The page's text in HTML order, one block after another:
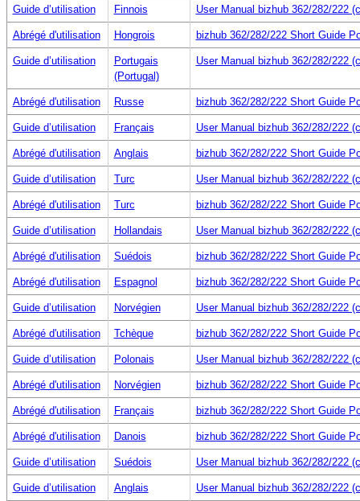
Guide d’utilisation Finnois User Manual bizhub 362/282/222
Abrégé d'utilisation Hongrois bizhub 362/282/222 Short Guide
Guide d’utilisation
Portugais
(Portugal)
User Manual bizhub 362/282/222
Abrégé d'utilisation Russe bizhub 362/282/222 Short Guide
Guide d’utilisation Français User Manual bizhub 362/282/222
Abrégé d'utilisation Anglais bizhub 362/282/222 Short Guide
Guide d’utilisation Turc User Manual bizhub 362/282/222
Abrégé d'utilisation Turc bizhub 362/282/222 Short Guide
Guide d’utilisation Hollandais User Manual bizhub 362/282/222
Abrégé d'utilisation Suédois bizhub 362/282/222 Short Guide
Abrégé d'utilisation Espagnol bizhub 362/282/222 Short Guide
Guide d’utilisation Norvégien User Manual bizhub 362/282/222
Abrégé d'utilisation Tchèque bizhub 362/282/222 Short Guide
Guide d’utilisation Polonais User Manual bizhub 362/282/222
Abrégé d'utilisation Norvégien bizhub 362/282/222 Short Guide
Abrégé d'utilisation Français bizhub 362/282/222 Short Guide
Abrégé d'utilisation Danois bizhub 362/282/222 Short Guide
Guide d’utilisation Suédois User Manual bizhub 362/282/222
Guide d’utilisation Anglais User Manual bizhub 362/282/222